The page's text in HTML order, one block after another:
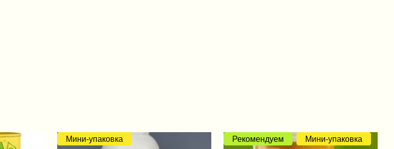
Мини-упаковка Рекомендуем Мини-упаковка